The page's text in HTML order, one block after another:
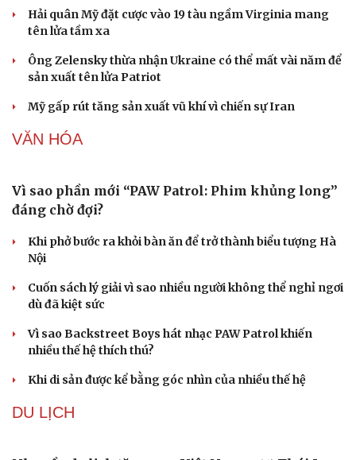
Dinh dưỡng - món ngon
Cây thuốc
Nhi khoa
Nam khoa
Phòng mạch online
Nhà đẹp
Hải quân Mỹ đặt cược vào 19 tàu ngầm Virginia mang
tên lửa tầm xa
Ông Zelensky thừa nhận Ukraine có thể mất vài năm để
sản xuất tên lửa Patriot
Mỹ gấp rút tăng sản xuất vũ khí vì chiến sự Iran
VĂN HÓA
Vì sao phần mới “PAW Patrol: Phim khủng long”
đáng chờ đợi?
Khi phở bước ra khỏi bàn ăn để trở thành biểu tượng Hà